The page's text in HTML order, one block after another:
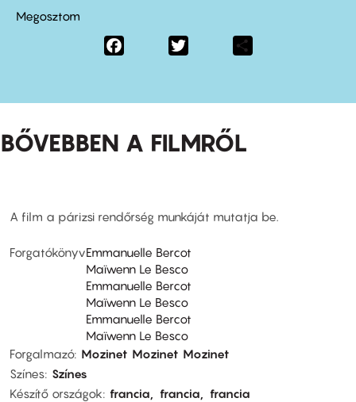
Megosztom
Facebook
BŐVEBBEN A FILMRŐL
A film a párizsi rendőrség munkáját mutatja be.
ForgatókönyvEmmanuelle Bercot
Maïwenn Le Besco
Emmanuelle Bercot
Maïwenn Le Besco
Emmanuelle Bercot
Maïwenn Le Besco
Forgalmazó Mozinet Mozinet Mozinet
Színes Színes
Készítő országok francia francia
francia